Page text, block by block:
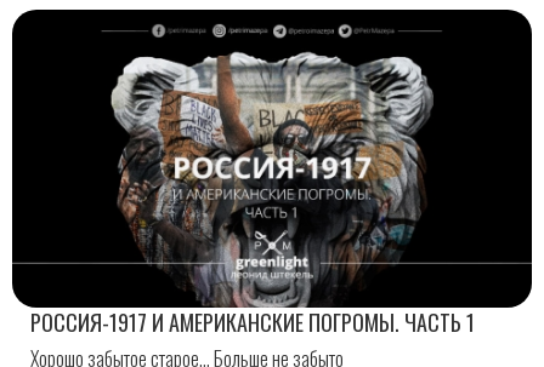
РОССИЯ-1917 И АМЕРИКАНСКИЕ ПОГРОМЫ. ЧАСТЬ 1
Хорошо забытое старое... Больше не забыто